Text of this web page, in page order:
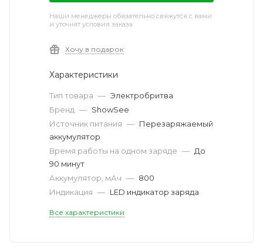
Наши менеджеры обязательно свяжутся с вами
и уточнят условия заказа
Хочу в подарок
Характеристики
Тип товара — Электробритва
Бренд — ShowSee
Источник питания — Перезаряжаемый
аккумулятор
Время работы на одном заряде — До
90 минут
Аккумулятор, мАч — 800
Индикация — LED индикатор заряда
Все характеристики